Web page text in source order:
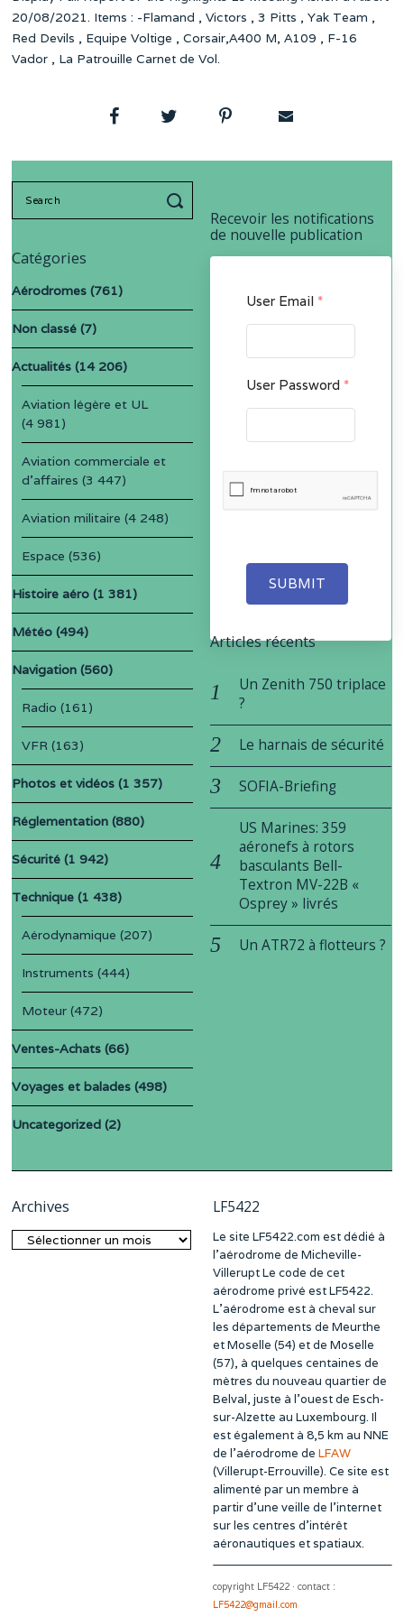
20/08/2021. Items : -Flamand , Victors , 3 Pitts , Yak Team ,
Red Devils , Equipe Voltige , Corsair,A400 M, A109 , F-16
Vador , La Patrouille Carnet de Vol.
Recevoir les notifications
de nouvelle publication
User Email *
User Password *
SUBMIT
Catégories
Aérodromes (761)
Non classé (7)
Actualités (14 206)
Aviation légère et UL
(4 981)
Aviation commerciale et
d'affaires (3 447)
Aviation militaire (4 248)
Espace (536)
Histoire aéro (1 381)
Météo (494)
Navigation (560)
Radio (161)
VFR (163)
Photos et vidéos (1 357)
Réglementation (880)
Sécurité (1 942)
Technique (1 438)
Aérodynamique (207)
Instruments (444)
Moteur (472)
Ventes-Achats (66)
Voyages et balades (498)
Uncategorized (2)
Articles récents
Un Zenith 750 triplace
?
Le harnais de sécurité
SOFIA-Briefing
US Marines: 359
aéronefs à rotors
basculants Bell-
Textron MV-22B «
Osprey » livrés
Un ATR72 à flotteurs ?
Archives
Archives
LF5422
Le site LF5422.com est dédié à
l’aérodrome de Micheville-
Villerupt Le code de cet
aérodrome privé est LF5422.
L’aérodrome est à cheval sur
les départements de Meurthe
et Moselle (54) et de Moselle
(57), à quelques centaines de
mètres du nouveau quartier de
Belval, juste à l’ouest de Esch-
sur-Alzette au Luxembourg. Il
est également à 8,5 km au NNE
de l’aérodrome de LFAW
(Villerupt-Errouville). Ce site est
alimenté par un membre à
partir d’une veille de l’internet
sur les centres d’intérêt
aéronautiques et spatiaux.
copyright LF5422 · contact :
LF5422@gmail.com